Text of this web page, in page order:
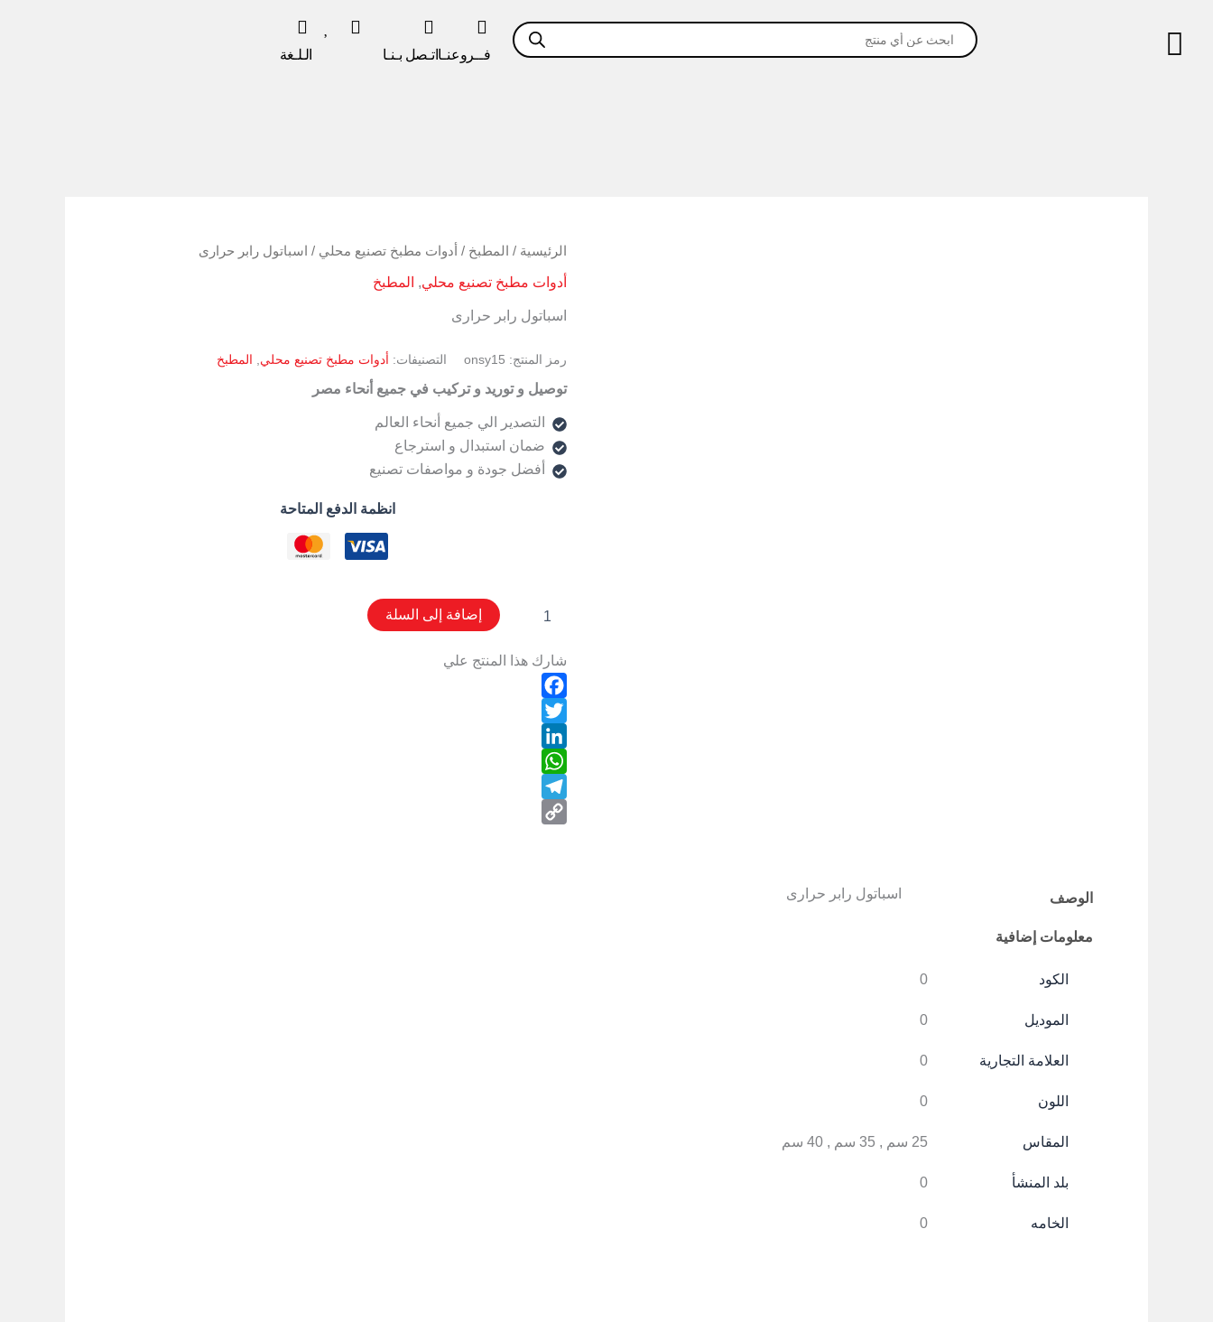
المحتوى
Products
search
فــروعنـا اتـصل بـنـا الـلـغة
الرئيسية / المطبخ / أدوات مطبخ تصنيع محلي / اسباتول رابر حرارى
أدوات مطبخ تصنيع محلي, المطبخ
اسباتول رابر حرارى
رمز المنتج: onsy15 التصنيفات: أدوات مطبخ تصنيع محلي المطبخ
توصيل و توريد و تركيب في جميع أنحاء مصر
التصدير الي جميع أنحاء العالم
ضمان استبدال و استرجاع
أفضل جودة و مواصفات تصنيع
انظمة الدفع المتاحة
كمية
رابر
إضافة إلى السلة
شارك هذا المنتج علي
Facebook
Twitter
LinkedIn
WhatsApp
Telegram
الوصف
معلومات إضافية
اسباتول رابر حرارى
الكود 0
الموديل 0
العلامة التجارية 0
اللون 0
المقاس 25 سم , 35 سم , 40 سم
بلد المنشأ 0
الخامه 0